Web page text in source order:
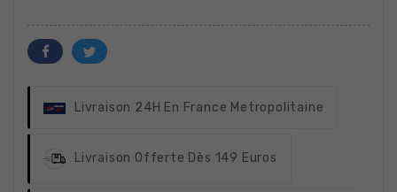
Livraison 24H En France Metropolitaine
Livraison Offerte Dès 149 Euros